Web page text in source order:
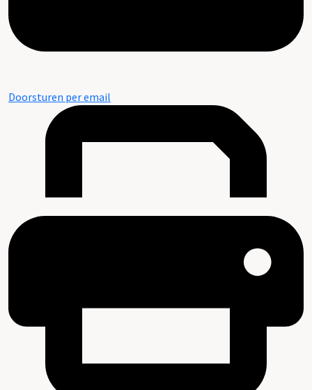
Doorsturen per email